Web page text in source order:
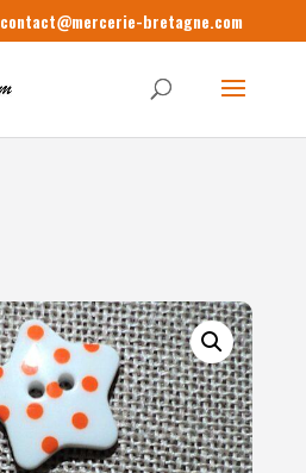
contact@mercerie-bretagne.com